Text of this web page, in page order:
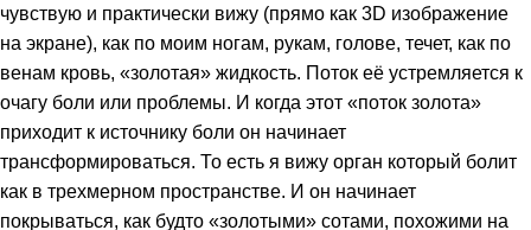
чувствую и практически вижу (прямо как 3D изображение
на экране), как по моим ногам, рукам, голове, течет, как по
венам кровь, «золотая» жидкость. Поток её устремляется к
очагу боли или проблемы. И когда этот «поток золота»
приходит к источнику боли он начинает
трансформироваться. То есть я вижу орган который болит
как в трехмерном пространстве. И он начинает
покрываться, как будто «золотыми» сотами, похожими на